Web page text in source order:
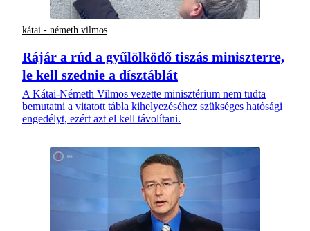
kátai - németh vilmos
Rájár a rúd a gyűlölködő tiszás miniszterre,
le kell szednie a dísztáblát
A Kátai-Németh Vilmos vezette minisztérium nem tudta
bemutatni a vitatott tábla kihelyezéséhez szükséges hatósági
engedélyt, ezért azt el kell távolítani.